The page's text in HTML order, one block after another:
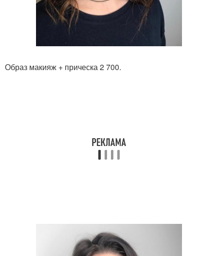
Образ макияж + прическа 2 700.